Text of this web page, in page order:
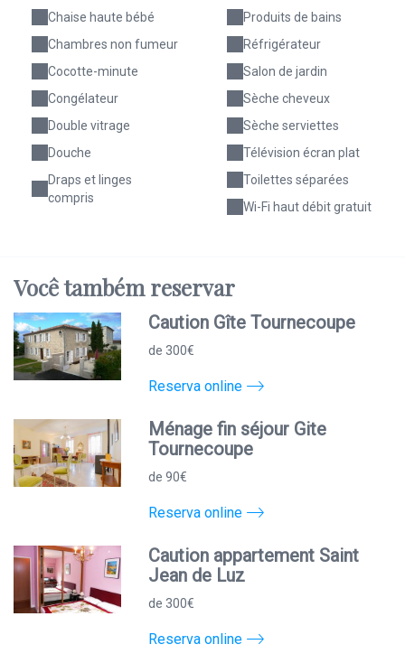
Chaise haute bébé
Chambres non fumeur
Cocotte-minute
Congélateur
Double vitrage
Douche
Draps et linges
compris
Produits de bains
Réfrigérateur
Salon de jardin
Sèche cheveux
Sèche serviettes
Télévision écran plat
Toilettes séparées
Wi-Fi haut débit gratuit
Vocêtambémreservar
Caution Gîte Tournecoupe
de 300€
Reserva online
Ménage fin séjour Gite
Tournecoupe
de 90€
Reserva online
Caution appartement Saint
Jean de Luz
de 300€
Reserva online